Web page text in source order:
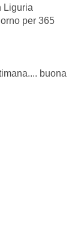
Liguria
per 365
buona